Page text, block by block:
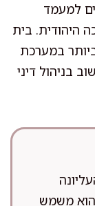
למעמד
היהודית. בית
במערכת
בניהול דיני
הוא משמש